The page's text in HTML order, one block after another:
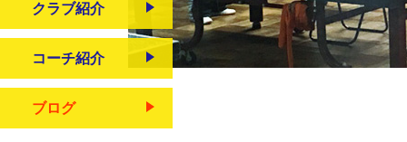
クラブ紹介
コーチ紹介
ブログ